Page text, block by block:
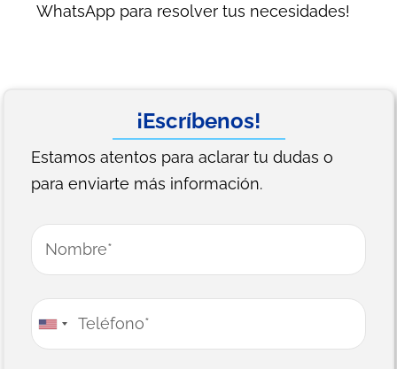
WhatsApp para resolver tus necesidades!
¡Escríbenos!
Estamos atentos para aclarar tu dudas o
para enviarte más información.
Name *
Phone